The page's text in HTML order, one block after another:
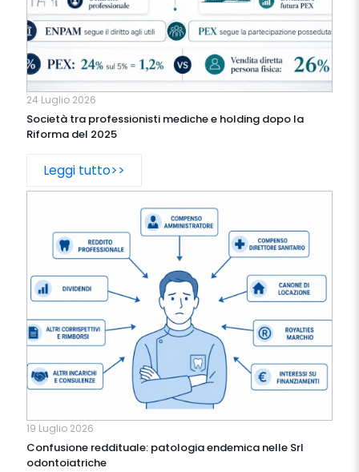
24 Luglio 2026
Società tra professionisti mediche e holding dopo la
Riforma del 2025
Leggi tutto>>
19 Luglio 2026
Confusione reddituale: patologia endemica nelle Srl
odontoiatriche